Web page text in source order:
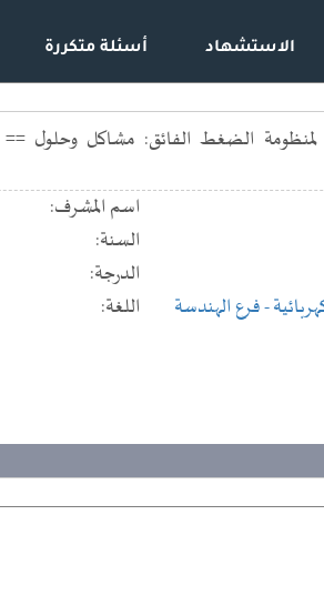
الاستشهاد أسئلة متكررة
اسم المشرف:
السنة:
الدرجة:
- فرع الهندسة
اللغة: